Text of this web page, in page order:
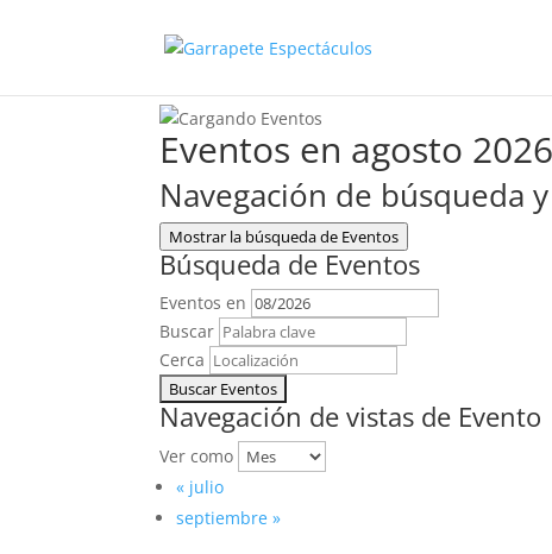
Eventos en agosto 2026
Navegación de búsqueda
Mostrar la búsqueda de Eventos
Búsqueda de Eventos
Eventos en
Buscar
Cerca
Navegación de vistas de Evento
Ver como
« julio
septiembre»